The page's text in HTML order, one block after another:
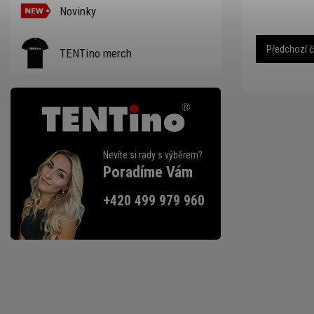
Novinky
TENTino merch
Nevíte si rady s výběrem?
Poradíme Vám
+420 499 979 960
Předchozí